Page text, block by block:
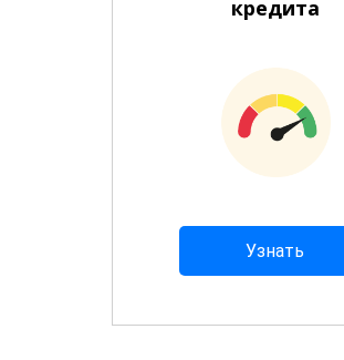
Наличными в банке/банкомате
На банковский счет
кредита